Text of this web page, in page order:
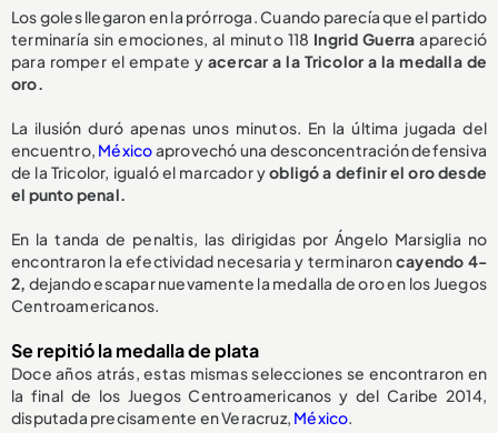
Los goles llegaron en la prórroga. Cuando parecía que el partido
terminaría sin emociones, al minuto 118 Ingrid Guerra apareció
para romper el empate yacercar a la Tricolor a la medalla de
oro.
La ilusión duró apenas unos minutos. En la última jugada del
encuentro, Méxicoaprovechó una desconcentración defensiva
de la Tricolor, igualó el marcador yobligó a definir el oro desde
el punto penal.
En la tanda de penaltis, las dirigidas por Ángelo Marsiglia no
encontraron la efectividad necesaria y terminaroncayendo 4-
2, dejando escapar nuevamente la medalla de oro en los Juegos
Centroamericanos.
Se repitió la medalla de plata
Doce años atrás, estas mismas selecciones se encontraron en
la final de los Juegos Centroamericanos y del Caribe 2014,
disputada precisamente en Veracruz, México